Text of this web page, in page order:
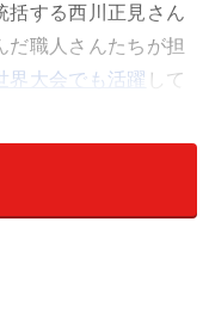
括する西川正見さん
だ職人さんたちが担
界大会でも活躍 して